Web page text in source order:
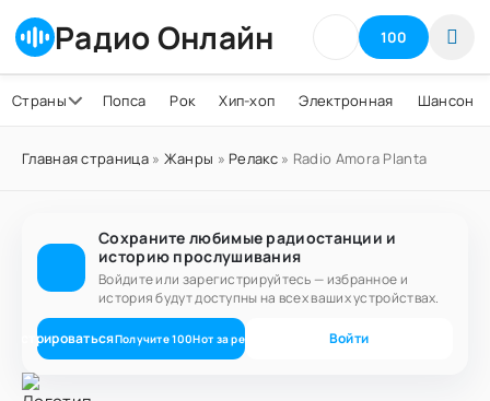
Радио Онлайн 100
Страны Попса Рок Хип-хоп Электронная Шансон
Главная страница» Жанры » Релакс» Radio Amora Planta
Сохраните любимые радиостанции и
историю прослушивания
Войдите или зарегистрируйтесь — избранное и
история будут доступны на всех ваших устройствах.
Получите100Нот за регистрацию Войти